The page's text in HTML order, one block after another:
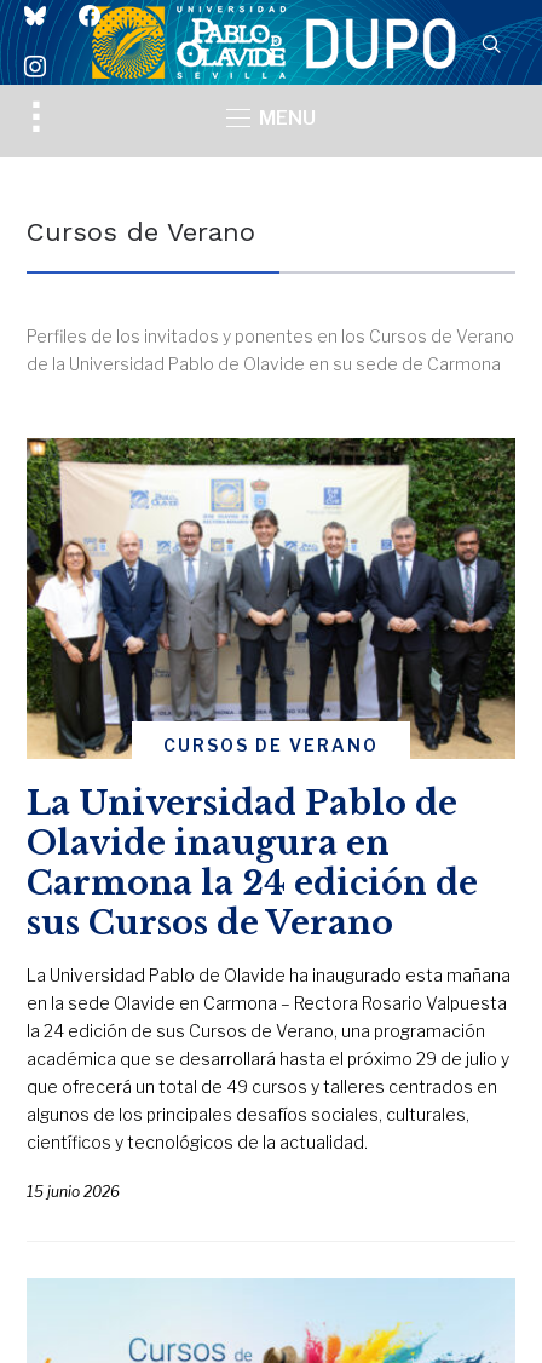
blueskyfacebook
instagram
Toggle
sidebar
MENU
Cursos de Verano
Perfiles de los invitados y ponentes en los Cursos de Verano
de la Universidad Pablo de Olavide en su sede de Carmona
CURSOS DE VERANO
La Universidad Pablo de
Olavide inaugura en
Carmona la 24 edición de
sus Cursos de Verano
La Universidad Pablo de Olavide ha inaugurado esta mañana
en la sede Olavide en Carmona – Rectora Rosario Valpuesta
la 24 edición de sus Cursos de Verano, una programación
académica que se desarrollará hasta el próximo 29 de julio y
que ofrecerá un total de 49 cursos y talleres centrados en
algunos de los principales desafíos sociales, culturales,
científicos y tecnológicos de la actualidad.
15 junio 2026